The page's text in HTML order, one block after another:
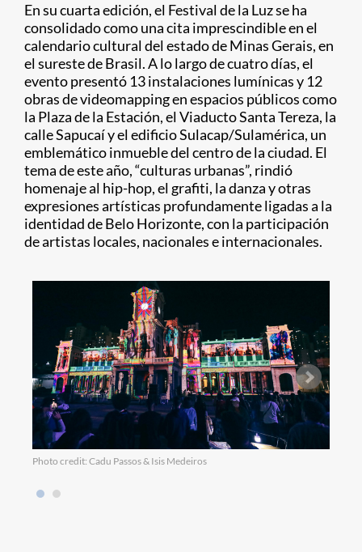
En su cuarta edición, el Festival de la Luz se ha
consolidado como una cita imprescindible en el
calendario cultural del estado de Minas Gerais, en
el sureste de Brasil. A lo largo de cuatro días, el
evento presentó 13 instalaciones lumínicas y 12
obras de videomapping en espacios públicos como
la Plaza de la Estación, el Viaducto Santa Tereza, la
calle Sapucaí y el edificio Sulacap/Sulamérica, un
emblemático inmueble del centro de la ciudad. El
tema de este año, “culturas urbanas”, rindió
homenaje al hip-hop, el grafiti, la danza y otras
expresiones artísticas profundamente ligadas a la
identidad de Belo Horizonte, con la participación
de artistas locales, nacionales e internacionales.
Photo credit: Cadu Passos & Isis Medeiros